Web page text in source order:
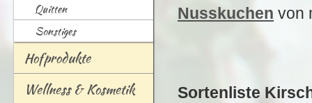
Nusskuchen von
Sortenliste
Quitten
Sonstiges
Hofprodukte
Wellness & Kosmetik